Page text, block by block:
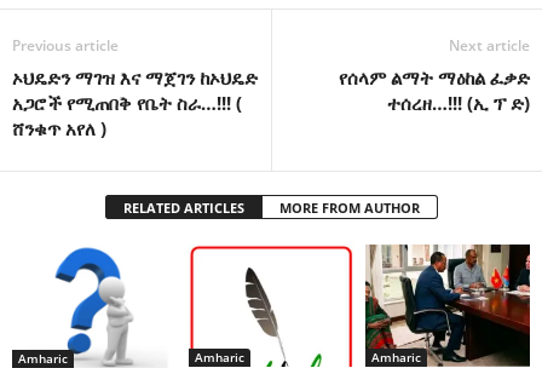
Previous article
ኦህዴድን ማገዝ እና ማጀገን ከኦህዴድ
አጋሮች የሚጠበቅ የቤት ስራ…!!! (
ሸንቁጥ አየለ )
Next article
የሰላም ልማት ማዕከል ፈቃድ
ተሰረዘ…!!! (ኢ ፕ ድ)
RELATED ARTICLES MORE FROM AUTHOR
Amharic Amharic Amharic